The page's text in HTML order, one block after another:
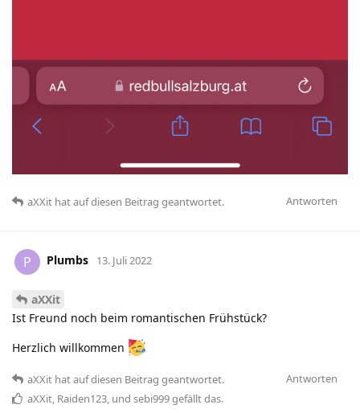
Antworten
aXXit hatauf diesen Beitrag geantwortet.
P Plumbs 13. Juli 2022
aXXit
Ist Freund noch beim romantischen Frühstück?
Herzlich willkommen
Antworten
aXXit hatauf diesen Beitrag geantwortet.
aXXit, Raiden123, und sebi999gefällt das.